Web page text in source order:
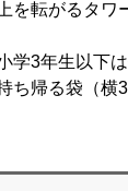
を転がるタワ
学3年生以下
ち帰る袋（